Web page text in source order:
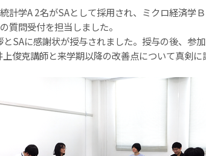
計学A 2名がSAとして採用され、ミクロ経済学
質問受付を担当しました。
とSAに感謝状が授与されました。授与の後、参
俊克講師と来学期以降の改善点について真剣